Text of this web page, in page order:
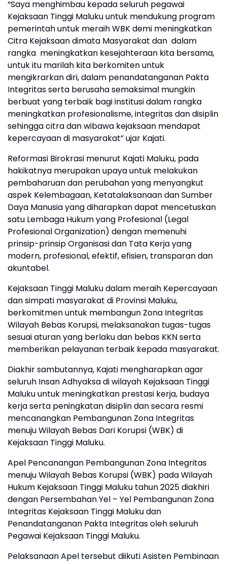
“Saya menghimbau kepada seluruh pegawai
Kejaksaan Tinggi Maluku untuk mendukung program
pemerintah untuk meraih WBK demi meningkatkan
Citra Kejaksaan dimata Masyarakat dan dalam
rangka meningkatkan kesejahteraan kita bersama,
untuk itu marilah kita berkomiten untuk
mengikrarkan diri, dalam penandatanganan Pakta
Integritas serta berusaha semaksimal mungkin
berbuat yang terbaik bagi institusi dalam rangka
meningkatkan profesionalisme, integritas dan disiplin
sehingga citra dan wibawa kejaksaan mendapat
kepercayaan di masyarakat” ujar Kajati.
Reformasi Birokrasi menurut Kajati Maluku, pada
hakikatnya merupakan upaya untuk melakukan
pembaharuan dan perubahan yang menyangkut
aspek Kelembagaan, Ketatalaksanaan dan Sumber
Daya Manusia yang diharapkan dapat mencetuskan
satu Lembaga Hukum yang Profesional (Legal
Profesional Organization) dengan memenuhi
prinsip-prinsip Organisasi dan Tata Kerja yang
modern, profesional, efektif, efisien, transparan dan
akuntabel.
Kejaksaan Tinggi Maluku dalam meraih Kepercayaan
dan simpati masyarakat di Provinsi Maluku,
berkomitmen untuk membangun Zona Integritas
Wilayah Bebas Korupsi, melaksanakan tugas-tugas
sesuai aturan yang berlaku dan bebas KKN serta
memberikan pelayanan terbaik kepada masyarakat.
Diakhir sambutannya, Kajati mengharapkan agar
seluruh Insan Adhyaksa di wilayah Kejaksaan Tinggi
Maluku untuk meningkatkan prestasi kerja, budaya
kerja serta peningkatan disiplin dan secara resmi
mencanangkan Pembangunan Zona Integritas
menuju Wilayah Bebas Dari Korupsi (WBK) di
Kejaksaan Tinggi Maluku.
Apel Pencanangan Pembangunan Zona Integritas
menuju Wilayah Bebas Korupsi (WBK) pada Wilayah
Hukum Kejaksaan Tinggi Maluku tahun 2025 diakhiri
dengan Persembahan Yel – Yel Pembangunan Zona
Integritas Kejaksaan Tinggi Maluku dan
Penandatanganan Pakta Integritas oleh seluruh
Pegawai Kejaksaan Tinggi Maluku.
Pelaksanaan Apel tersebut diikuti Asisten Pembinaan